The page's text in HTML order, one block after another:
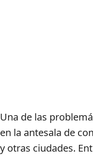
Una de las
en la antesala de
y otras ciudades.